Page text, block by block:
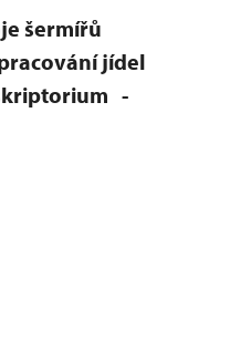
šermířů
jídel
-